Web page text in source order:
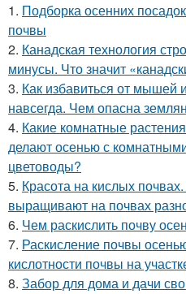
1. Подборка осенних
почвы
2. Канадская технология
минусы. Что значит
3. Как избавиться от мышей
навсегда. Чем опасна
4. Какие комнатные
делают осенью с
цветоводы?
5. Красота на кислых
выращивают на почвах
6. Чем раскислить почву
7. Раскисление почвы
кислотности почвы на
8. Забор для дома и дачи